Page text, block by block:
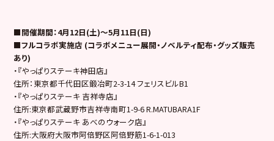
■開催期間：4月12日(土)～5月11日(日)
■フルコラボ実施店 (コラボメニュー展開・ノベルティ配布・グッズ販売
あり)
・『やっぱりステーキ神田店』
住所：東京都千代田区鍛冶町2-3-14 フェリスビルB1
・『やっぱりステーキ 吉祥寺店』
住所:東京都武蔵野市吉祥寺南町1-9-6 R.MATUBARA1F
・『やっぱりステーキ あべのウォーク店』
住所:大阪府大阪市阿倍野区阿倍野筋1-6-1-013